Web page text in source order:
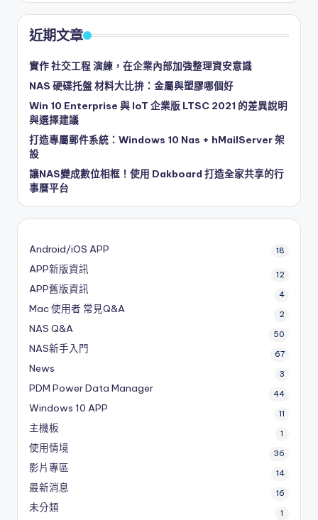
近期文章
實作 社交工程 演練，在企業內部加強整理資安意識
NAS 硬碟托盤 材料大比拚：金屬與塑膠哪個好
Win 10 Enterprise 與 IoT 企業版 LTSC 2021 的差異說明
與選擇建議
打造專屬郵件系統：Windows 10 Nas + hMailServer 架
設
讓NAS變成數位相框！使用 Dakboard 打造全家共享的行
事曆平台
Android/iOS APP 18
APP新版資訊 12
APP舊版資訊 4
Mac 使用者 常見Q&A 2
NAS Q&A 50
NAS新手入門 67
News 3
PDM Power Data Manager 44
Windows 10 APP 11
主機板 1
使用情境 36
影片專區 14
最新消息 16
未分類 1